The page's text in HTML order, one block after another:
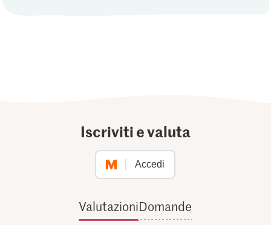
Iscriviti e valuta
Accedi
ValutazioniDomande